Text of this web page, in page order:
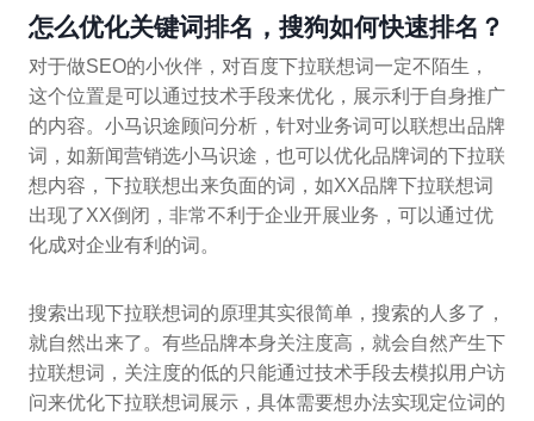
怎么优化关键词排名，搜狗如何快速排名？
对于做SEO的小伙伴，对百度下拉联想词一定不陌生，
这个位置是可以通过技术手段来优化，展示利于自身推广
的内容。小马识途顾问分析，针对业务词可以联想出品牌
词，如新闻营销选小马识途，也可以优化品牌词的下拉联
想内容，下拉联想出来负面的词，如XX品牌下拉联想词
出现了XX倒闭，非常不利于企业开展业务，可以通过优
化成对企业有利的词。
搜索出现下拉联想词的原理其实很简单，搜索的人多了，
就自然出来了。有些品牌本身关注度高，就会自然产生下
拉联想词，关注度的低的只能通过技术手段去模拟用户访
问来优化下拉联想词展示，具体需要想办法实现定位词的